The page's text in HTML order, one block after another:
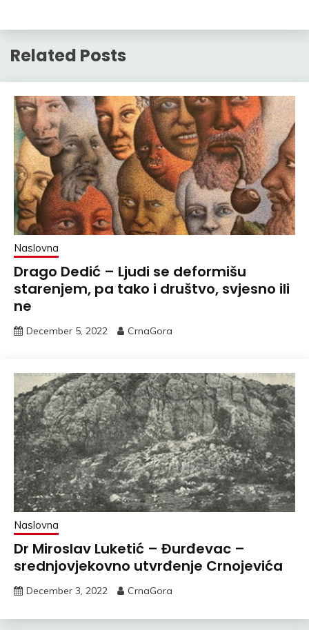
Related Posts
Naslovna
Drago Dedić – Ljudi se deformišu
starenjem, pa tako i društvo, svjesno ili
ne
December 5, 2022 CrnaGora
Naslovna
Dr Miroslav Luketić – Đurđevac –
srednjovjekovno utvrđenje Crnojevića
December 3, 2022 CrnaGora